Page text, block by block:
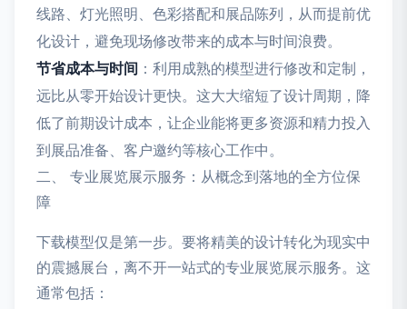
线路、灯光照明、色彩搭配和展品陈列，从而提前优
化设计，避免现场修改带来的成本与时间浪费。
节省成本与时间 ：利用成熟的模型进行修改和定制，
远比从零开始设计更快。这大大缩短了设计周期，降
低了前期设计成本，让企业能将更多资源和精力投入
到展品准备、客户邀约等核心工作中。
二、 专业展览展示服务：从概念到落地的全方位保
障
下载模型仅是第一步。要将精美的设计转化为现实中
的震撼展台，离不开一站式的专业展览展示服务。这
通常包括：